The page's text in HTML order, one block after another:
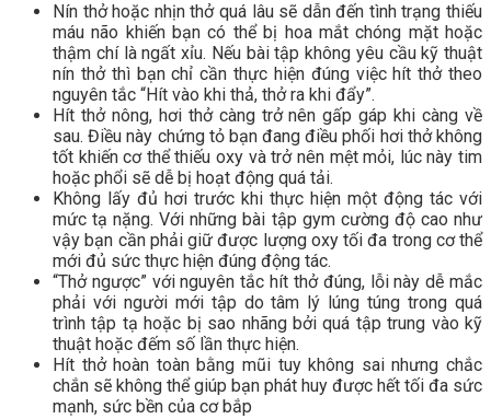
Nín thở hoặc nhịn thở quá lâu sẽ dẫn đến tình trạng thiếu
máu não khiến bạn có thể bị hoa mắt chóng mặt hoặc
thậm chí là ngất xỉu. Nếu bài tập không yêu cầu kỹ thuật
nín thở thì bạn chỉ cần thực hiện đúng việc hít thở theo
nguyên tắc “Hít vào khi thả, thở ra khi đẩy”.
Hít thở nông, hơi thở càng trở nên gấp gáp khi càng về
sau. Điều này chứng tỏ bạn đang điều phối hơi thở không
tốt khiến cơ thể thiếu oxy và trở nên mệt mỏi, lúc này tim
hoặc phổi sẽ dễ bị hoạt động quá tải.
Không lấy đủ hơi trước khi thực hiện một động tác với
mức tạ nặng. Với những bài tập gym cường độ cao như
vậy bạn cần phải giữ được lượng oxy tối đa trong cơ thể
mới đủ sức thực hiện đúng động tác.
“Thở ngược” với nguyên tắc hít thở đúng, lỗi này dễ mắc
phải với người mới tập do tâm lý lúng túng trong quá
trình tập tạ hoặc bị sao nhãng bởi quá tập trung vào kỹ
thuật hoặc đếm số lần thực hiện.
Hít thở hoàn toàn bằng mũi tuy không sai nhưng chắc
chắn sẽ không thể giúp bạn phát huy được hết tối đa sức
mạnh, sức bền của cơ bắp